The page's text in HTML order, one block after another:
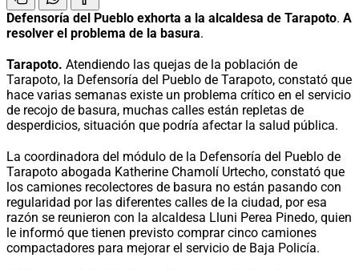
Defensoría del Pueblo exhorta a la alcaldesa de Tarapoto. A
resolver el problema de la basura.
Tarapoto. Atendiendo las quejas de la población de
Tarapoto, la Defensoría del Pueblo de Tarapoto, constató que
hace varias semanas existe un problema crítico en el servicio
de recojo de basura, muchas calles están repletas de
desperdicios, situación que podría afectar la salud pública.
La coordinadora del módulo de la Defensoría del Pueblo de
Tarapoto abogada Katherine Chamolí Urtecho, constató que
los camiones recolectores de basura no están pasando con
regularidad por las diferentes calles de la ciudad, por esa
razón se reunieron con la alcaldesa Lluni Perea Pinedo, quien
le informó que tienen previsto comprar cinco camiones
compactadores para mejorar el servicio de Baja Policía.